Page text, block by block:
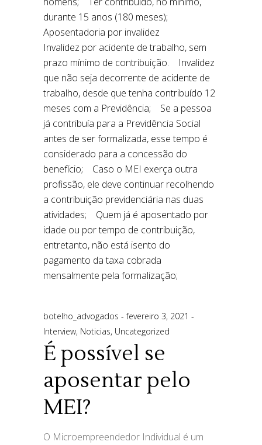
botelho_advogados
fevereiro 3, 2021
Interview, Noticias, Uncategorized
É possível se
aposentar pelo
MEI?
O Microempreendedor Individual é um